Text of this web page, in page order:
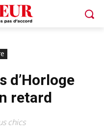
d’Horloge
retard
chics